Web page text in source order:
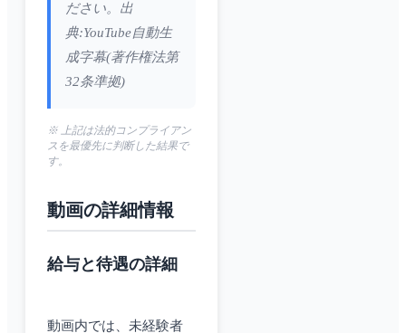
ださい。出
典:YouTube自動生
成字幕(著作権法第
32条準拠)
※ 上記は法的コンプライアン
スを最優先に判断した結果で
す。
動画の詳細情報
給与と待遇の詳細
動画内では、未経験者